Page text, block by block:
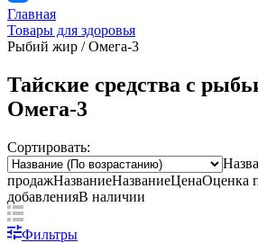
Главная
Товары для здоровья
Рыбий жир / Омега-3
Тайские средства с
Омега-3
Сортировать:
продажНазваниеНазваниеЦенаОценка
добавленияВ наличии
Фильтры